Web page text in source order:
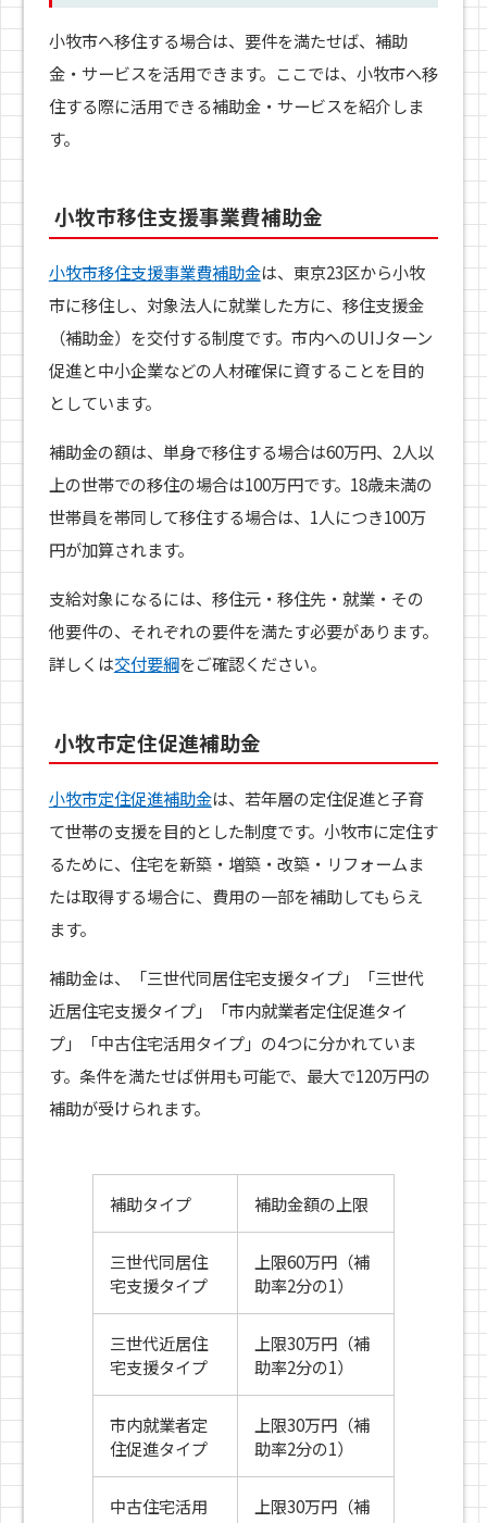
小牧市へ移住する場合は、要件を満たせば、補助
金・サービスを活用できます。ここでは、小牧市へ移
住する際に活用できる補助金・サービスを紹介しま
す。
小牧市移住支援事業費補助金
小牧市移住支援事業費補助金は、東京23区から小牧
市に移住し、対象法人に就業した方に、移住支援金
（補助金）を交付する制度です。市内へのUIJターン
促進と中小企業などの人材確保に資することを目的
としています。
補助金の額は、単身で移住する場合は60万円、2人以
上の世帯での移住の場合は100万円です。18歳未満の
世帯員を帯同して移住する場合は、1人につき100万
円が加算されます。
支給対象になるには、移住元・移住先・就業・その
他要件の、それぞれの要件を満たす必要があります。
詳しくは交付要綱をご確認ください。
小牧市定住促進補助金
小牧市定住促進補助金は、若年層の定住促進と子育
て世帯の支援を目的とした制度です。小牧市に定住す
るために、住宅を新築・増築・改築・リフォームま
たは取得する場合に、費用の一部を補助してもらえ
ます。
補助金は、「三世代同居住宅支援タイプ」「三世代
近居住宅支援タイプ」「市内就業者定住促進タイ
プ」「中古住宅活用タイプ」の4つに分かれていま
す。条件を満たせば併用も可能で、最大で120万円の
補助が受けられます。
補助タイプ 補助金額の上限
三世代同居住
宅支援タイプ
上限60万円（補
助率2分の1）
三世代近居住
宅支援タイプ
上限30万円（補
助率2分の1）
市内就業者定
住促進タイプ
上限30万円（補
助率2分の1）
中古住宅活用
上限30万円（補